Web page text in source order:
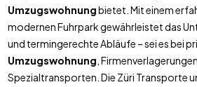
Umzugswohnungbietet. Mit einem
modernen Fuhrpark gewährleistet das
und termingerechte Abläufe – sei es bei
Umzugswohnung ,
Spezialtransporten. Die Züri Transporte